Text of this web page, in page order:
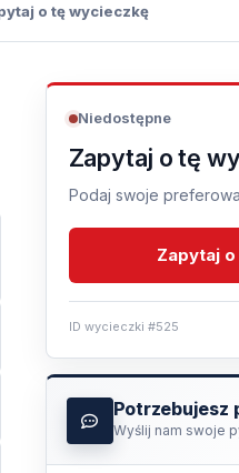
o tę wycieczkę
Niedostępne
Zapytaj o tę
Podaj swoje
Zapytaj
ID wycieczki #525
Potrzebujesz
Wyślij nam swoje